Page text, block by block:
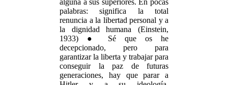
alguna a sus superiores. En pocas
palabras: significa la total
renuncia a la libertad personal y a
la dignidad humana (Einstein,
1933) ● Sé que os he
decepcionado, pero para
garantizar la liberta y trabajar para
conseguir la paz de futuras
generaciones, hay que parar a